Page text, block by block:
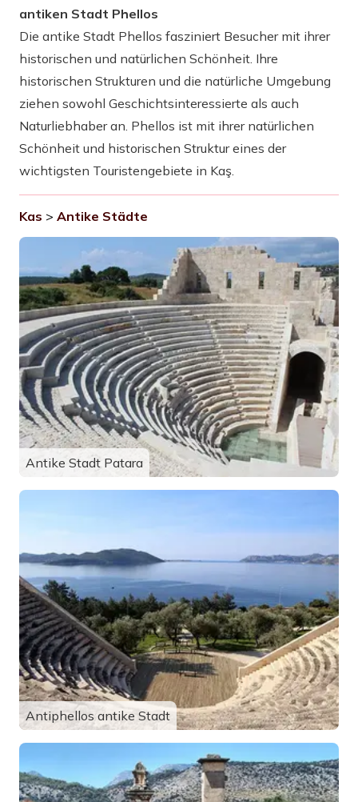
antiken Stadt Phellos
Die antike Stadt Phellos fasziniert Besucher mit ihrer
historischen und natürlichen Schönheit. Ihre
historischen Strukturen und die natürliche Umgebung
ziehen sowohl Geschichtsinteressierte als auch
Naturliebhaber an. Phellos ist mit ihrer natürlichen
Schönheit und historischen Struktur eines der
wichtigsten Touristengebiete in Kaş.
Kas > Antike Städte
Antike Stadt Patara
Antiphellos antike Stadt